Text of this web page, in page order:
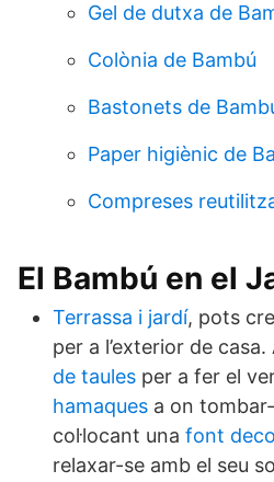
Gel de dutxa de
Colònia de Bambú
Bastonets de
Paper higiènic de
Compreses
El Bambú en el
Terrassa i jardí, pots
per a l’exterior de
de taules per a fer el
hamaques a on
col·locant una font
relaxar-se amb el seu